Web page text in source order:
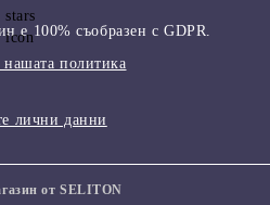
е 100% съобразен с GDPR.
нашата политика
лични данни
от SELITON